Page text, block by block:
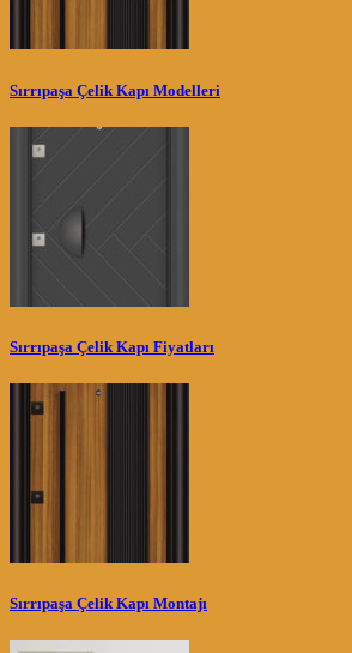
Sırrıpaşa Çelik Kapı Modelleri
Sırrıpaşa Çelik Kapı Fiyatları
Sırrıpaşa Çelik Kapı Montajı